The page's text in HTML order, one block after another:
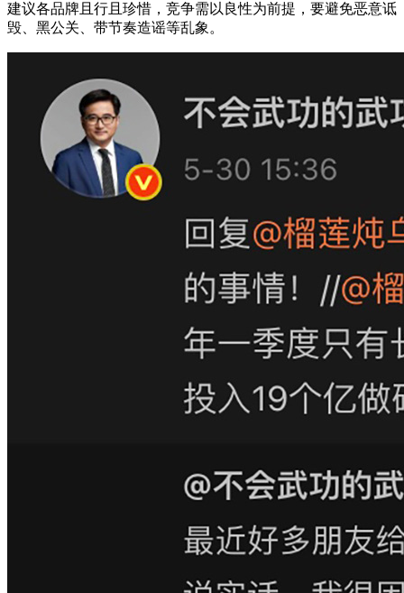
建议各品牌且行且珍惜，竞争需以良性为前提，要避免恶意诋
毁、黑公关、带节奏造谣等乱象。